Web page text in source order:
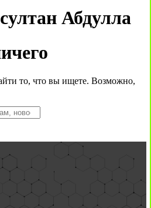
Абдулла
то, что вы ищете. Возможно,